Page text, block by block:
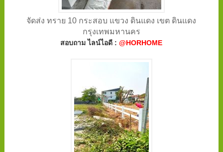
จัดส่ง ทราย 10 กระสอบ แขวง ดินแดง เขต ดินแดง
กรุงเทพมหานคร
สอบถาม ไลน์ไอดี :@HORHOME